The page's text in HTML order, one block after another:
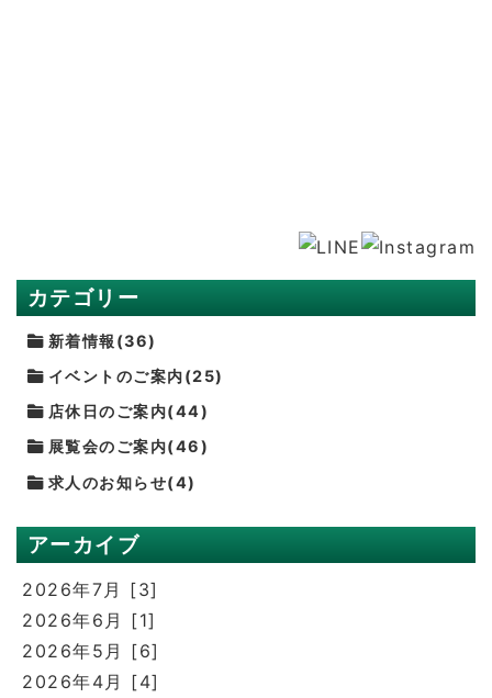
カテゴリー
新着情報(36)
イベントのご案内(25)
店休日のご案内(44)
展覧会のご案内(46)
求人のお知らせ(4)
アーカイブ
2026年7月 [3]
2026年6月 [1]
2026年5月 [6]
2026年4月 [4]